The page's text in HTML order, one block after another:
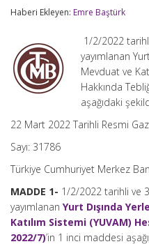
Sistemi
(YUVAM)
Hakkında
Tebliğ
(Sayı:
2022/7)’de
Değişiklik
Yapılmasına
Tebliğ
Haberi Ekleyen: Emre Baştürk
1/2/2022
yayımlanan
Mevduat ve
Hakkında
aşağıdaki
22 Mart 2022 Tarihli Resmi
Sayı: 31786
Türkiye Cumhuriyet Merkez
MADDE 1- 1/2/2022 tarihli ve
yayımlanan Yurt Dışında
Katılım Sistemi (YUVAM)
2022/7)’in 1 inci maddesi